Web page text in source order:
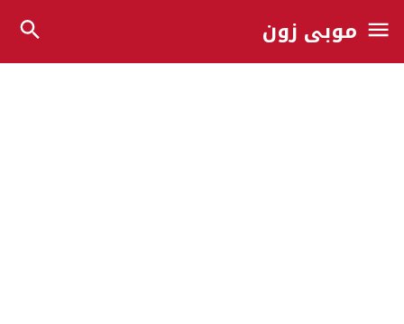
موبي زون